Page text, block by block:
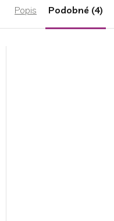
Popis Podobné (4)